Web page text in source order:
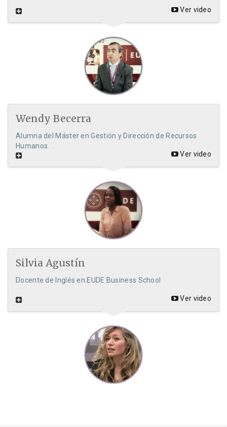
Ver video
Wendy Becerra
Alumna del Máster en Gestión y Dirección de Recursos
Humanos.
Ver video
Silvia Agustín
Docente de Inglés en EUDE Business School
Ver video